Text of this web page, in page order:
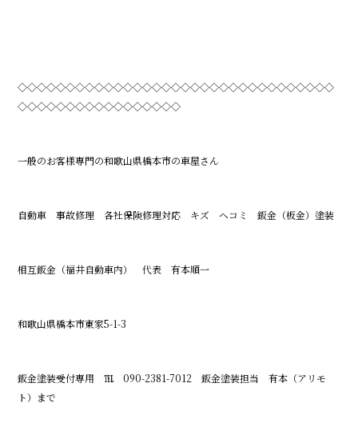
◇◇◇◇◇◇◇◇◇◇◇◇◇◇◇◇◇◇◇◇◇◇◇◇◇◇◇◇◇◇◇◇◇
◇◇◇◇◇◇◇◇◇◇◇◇◇◇◇◇◇
一般のお客様専門の和歌山県橋本市の車屋さん
自動車 事故修理 各社保険修理対応 キズ ヘコミ 鈑金（板金）塗装
相互鈑金（福井自動車内） 代表 有本順一
和歌山県橋本市東家5-1-3
鈑金塗装受付専用 ℡ 090-2381-7012 鈑金塗装担当 有本（アリモ
ト）まで